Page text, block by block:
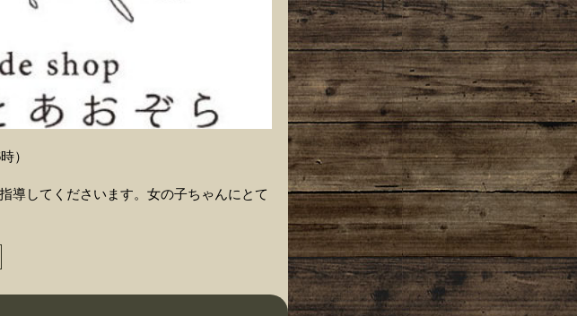
）
導してくださいます。女の子ちゃんにとて